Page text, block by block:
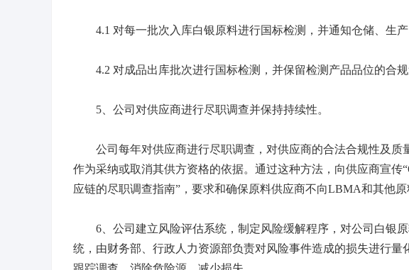
4.1 对每一批次入库白银原料进行国标检测，并通知仓储、生产
4.2 对成品出库批次进行国标检测，并保留检测产品品位的合规
5、公司对供应商进行尽职调查并保持持续性。
公司每年对供应商进行尽职调查，对供应商的合法合规性及质
作为采纳或取消其供方资格的依据。通过这种方法，向供应商宣
应链的尽职调查指南”，要求和确保原料供应商不向LBMA和其他原
6、公司建立风险评估系统，制定风险缓解程序，对公司白银原
统，由财务部、行政人力资源部负责对风险事件造成的损失进行